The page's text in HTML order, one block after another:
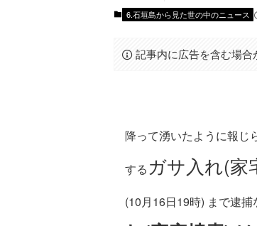
6.石垣島から見た世の中のニュース
記事内に広告を含む場合
降って湧いたように報じ
する ガサ入れ(家
(10月16日19時) まで逮捕